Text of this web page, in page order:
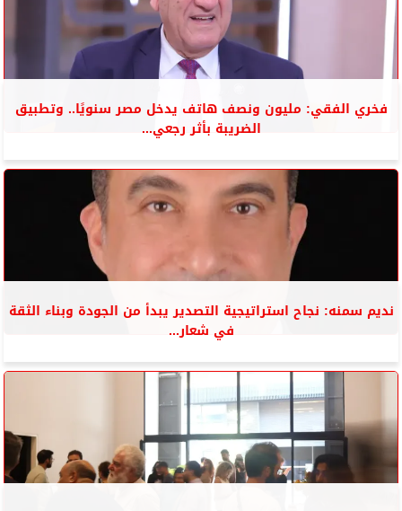
فخري الفقي: مليون ونصف هاتف يدخل مصر سنويًا.. وتطبيق
الضريبة بأثر رجعي...
نديم سمنه: نجاح استراتيجية التصدير يبدأ من الجودة وبناء الثقة
في شعار...